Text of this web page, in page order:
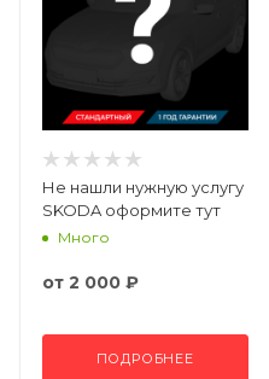
Не нашли нужную услугу
SKODA оформите тут
Много
от 2 000 ₽
ПОДРОБНЕЕ